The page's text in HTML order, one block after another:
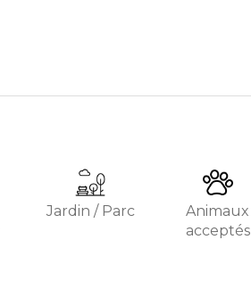
Jardin / Parc
Animaux
acceptés